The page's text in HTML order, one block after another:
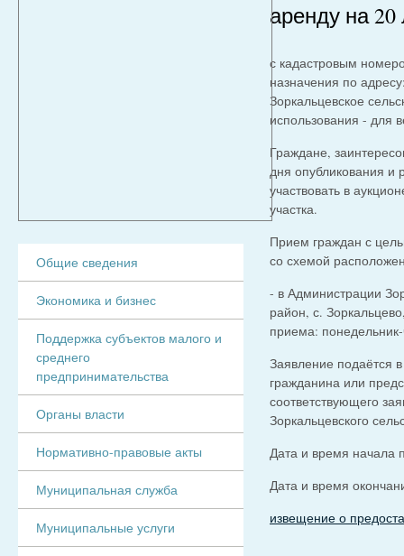
аренду на 20
с кадастровым
назначения по
Зоркальцевское
использования - для
Граждане,
дня опубликования и
участвовать в
участка.
Прием граждан с
со схемой
- в Администрации
район, с.
приема: понедельник-
Заявление подаётся
гражданина или
соответствующего
Зоркальцевского
Дата и время начала
Дата и время
извещение о
Общие сведения
Экономика и бизнес
Поддержка субъектов малого и
среднего
предпринимательства
Органы власти
Нормативно-правовые акты
Муниципальная служба
Муниципальные услуги